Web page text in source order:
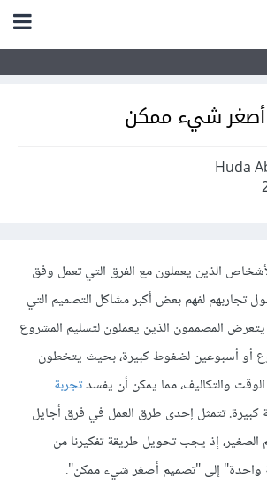
أصغر شيء ممكن
الذين يعملون مع الفرق التي تعمل وفق
تجاربهم لفهم بعض أكبر مشاكل التصميم التي
يتعرض المصممون الذين يعملون لتسليم المشروع
أو أسبوعين لضغوط كبيرة، بحيث يتخطون
والتكاليف، مما يمكن أن يفسدتجربة
كبيرة. تتمثل إحدى طرق العمل في فرق أجايل
الصغير، إذ يجب تحويل طريقة تفكيرنا من
إلى "تصميم أصغر شيء ممكن".